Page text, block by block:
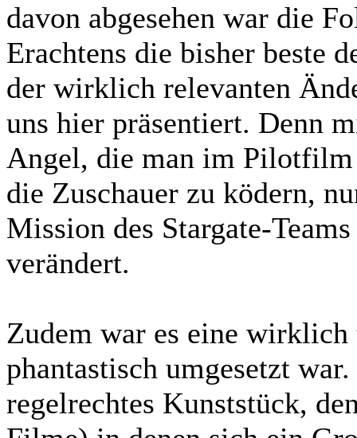
davon abgesehen war die
Erachtens die bisher beste
der wirklich relevanten
uns hier präsentiert. Denn
Angel, die man im Pilotfilm
die Zuschauer zu ködern,
Mission des Stargate-
verändert.
Zudem war es eine wirklich
phantastisch umgesetzt
regelrechtes Kunststück,